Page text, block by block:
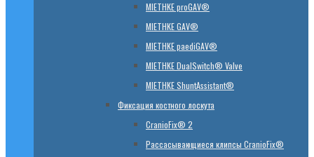
MIETHKE proGAV®
MIETHKE GAV®
MIETHKE paediGAV®
MIETHKE DualSwitch® Valve
MIETHKE ShuntAssistant®
Фиксация костного лоскута
CranioFix® 2
Рассасывающиеся клипсы CranioFix®